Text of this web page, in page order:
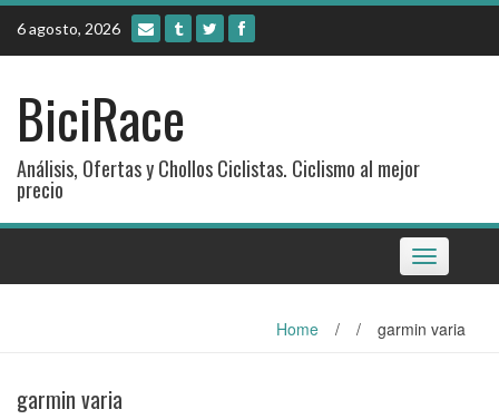
Skip
content
6 agosto, 2026
BiciRace
Análisis, Ofertas y Chollos Ciclistas. Ciclismo al mejor
precio
Toggle
navigation
Home / / garmin varia
garmin varia